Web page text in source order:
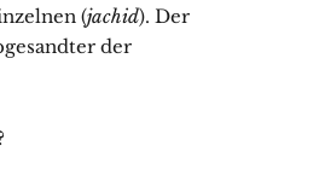
(jachid). Der
der